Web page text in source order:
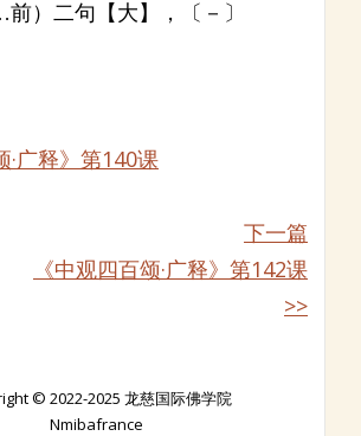
）二句【大】，〔－〕
·广释》第140课
下一篇
《中观四百颂·广释》第142课
>>
© 2022-2025 龙慈国际佛学院
Nmibafrance